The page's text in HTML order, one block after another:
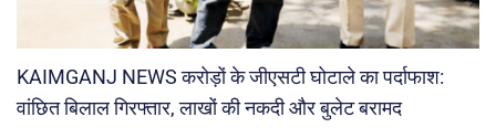
KAIMGANJ NEWS करोड़ों के जीएसटी घोटाले का पर्दाफाश:
वांछित बिलाल गिरफ्तार, लाखों की नकदी और बुलेट बरामद